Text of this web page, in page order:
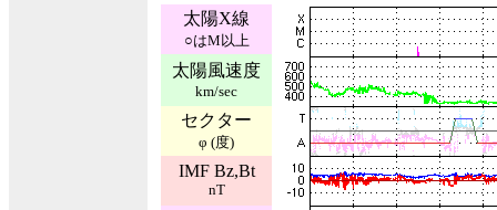
太陽X線
○はM以上
太陽風速度
km/sec
セクター
φ (度)
IMF Bz,Bt
nT